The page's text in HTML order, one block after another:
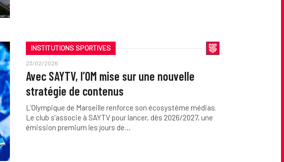
INSTITUTIONS SPORTIVES
23/02/2026
Avec SAYTV, l’OM mise sur une nouvelle
stratégie de contenus
L’Olympique de Marseille renforce son écosystème médias.
Le club s’associe à SAYTV pour lancer, dès 2026/2027, une
émission premium les jours de…